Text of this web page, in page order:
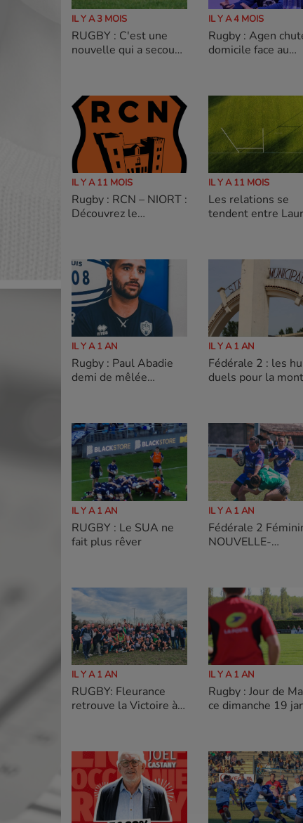
IL Y A 3 MOIS
RUGBY : C'est une
nouvelle qui a secoué
IL Y A 4 MOIS
Rugby : Agen
domicile face au
IL Y A 11 MOIS
Rugby : RCN – NIORT :
Découvrez le
IL Y A 11 MOIS
Les relations se
tendent entre
IL Y A 1 AN
Rugby : Paul Abadie
demi de mêlée
Français
IL Y A 1 AN
Fédérale 2 : les
duels pour la
IL Y A 1 AN
RUGBY : Le SUA ne
fait plus rêver
IL Y A 1 AN
Fédérale 2
NOUVELLE-
Feminin de Garonne
RC Gradignan
IL Y A 1 AN
RUGBY: Fleurance
retrouve la Victoire à
IL Y A 1 AN
Rugby : Jour de
ce dimanche 19